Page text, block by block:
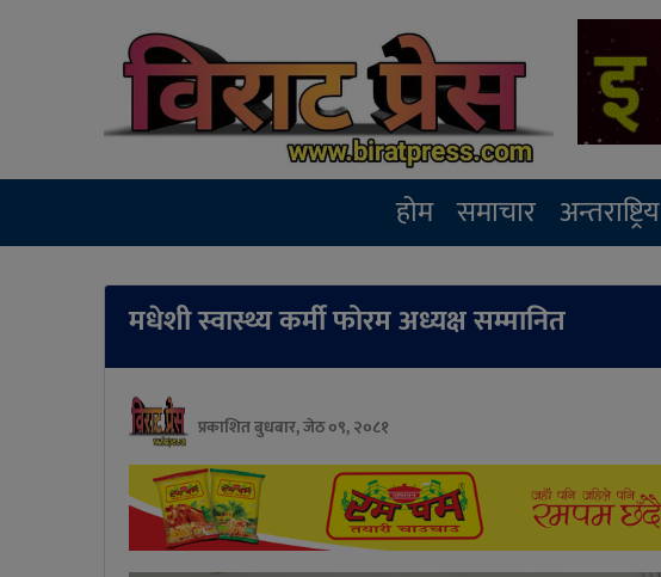
होम समाचार अन्तराष्ट्रिय
मधेशी स्वास्थ्य कर्मी फोरम अध्यक्ष सम्मानित
प्रकाशित बुधबार, जेठ ०९, २०८१